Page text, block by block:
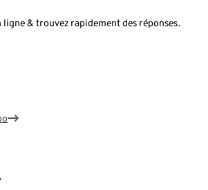
ligne & trouvez rapidement des réponses.